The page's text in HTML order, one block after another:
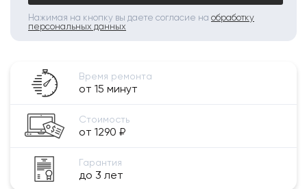
Нажимая на кнопку вы даете согласие на обработку
персональных данных
Время ремонта
от 15 минут
Стоимость
от 1290 ₽
Гарантия
до 3 лет